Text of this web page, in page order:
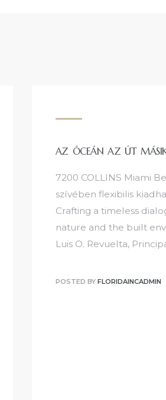
AZ ÓCEÁN AZ ÚT
7200 COLLINS Miami
szívében flexibilis
Crafting a timeless
nature and the built
Luis O. Revuelta,
POSTED BY FLORIDAINCADMIN